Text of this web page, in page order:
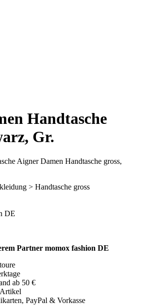
Handtasche
Gr.
Aigner Damen Handtasche gross,
> Handtasche gross
DE
Partner momox fashion DE
ab 50 €
PayPal & Vorkasse